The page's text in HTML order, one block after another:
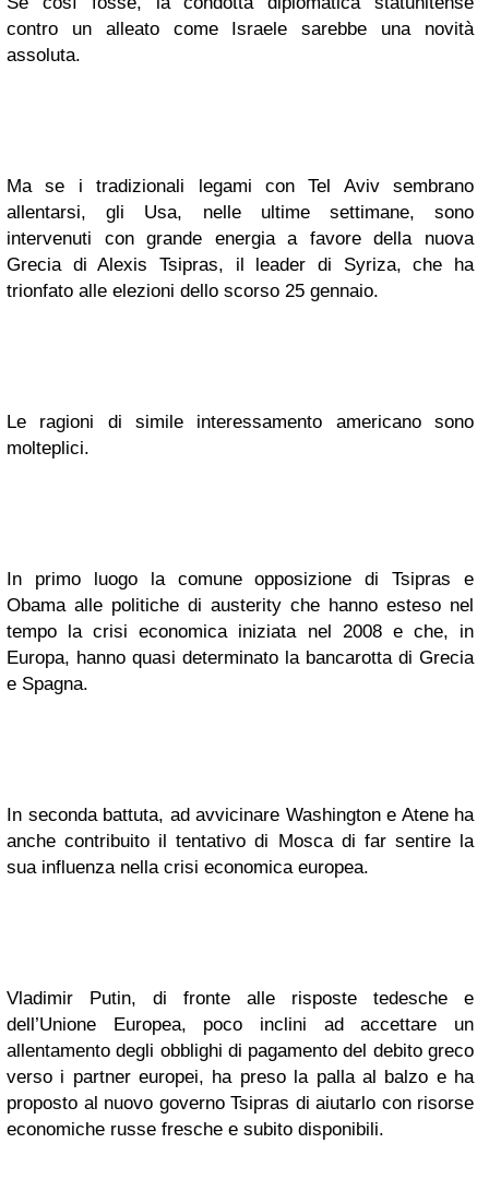
contro un alleato come Israele sarebbe una novità
assoluta.
Ma se i tradizionali legami con Tel Aviv sembrano
allentarsi, gli Usa, nelle ultime settimane, sono
intervenuti con grande energia a favore della nuova
Grecia di Alexis Tsipras, il leader di Syriza, che ha
trionfato alle elezioni dello scorso 25 gennaio.
Le ragioni di simile interessamento americano sono
molteplici.
In primo luogo la comune opposizione di Tsipras e
Obama alle politiche di austerity che hanno esteso nel
tempo la crisi economica iniziata nel 2008 e che, in
Europa, hanno quasi determinato la bancarotta di Grecia
e Spagna.
In seconda battuta, ad avvicinare Washington e Atene ha
anche contribuito il tentativo di Mosca di far sentire la
sua influenza nella crisi economica europea.
Vladimir Putin, di fronte alle risposte tedesche e
dell’Unione Europea, poco inclini ad accettare un
allentamento degli obblighi di pagamento del debito greco
verso i partner europei, ha preso la palla al balzo e ha
proposto al nuovo governo Tsipras di aiutarlo con risorse
economiche russe fresche e subito disponibili.